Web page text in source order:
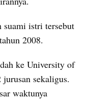
suami istri tersebut
2008.
ke University of
sekaligus.
waktunya